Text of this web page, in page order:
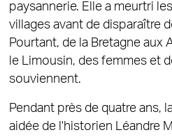
paysannerie. Elle a meurtri
villages avant de disparaître
Pourtant, de la Bretagne aux
le Limousin, des femmes et
souviennent.
Pendant près de quatre ans,
aidée de l'historien Léandre